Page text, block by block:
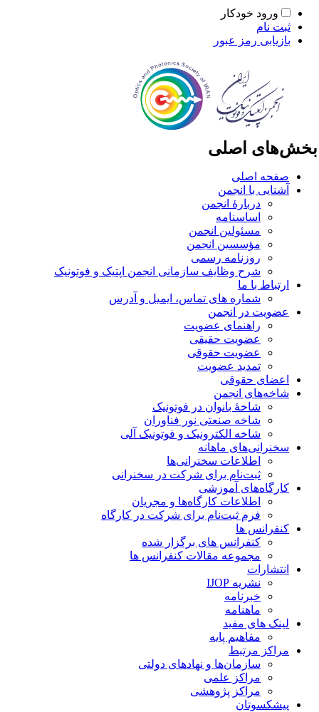
ورود خودکار
ثبت نام
بازیابی رمز عبور
اصلی
صفحه اصلی
آشنایی با انجمن
دربارۀ انجمن
اساسنامه
مسئولین انجمن
مؤسسین انجمن
روزنامه رسمی
شرح وظایف سازمانی انجمن اپتیک و فوتونیک
ارتباط با ما
شماره های تماس، ایمیل و آدرس
عضویت در انجمن
راهنمای عضویت
عضویت حقیقی
عضویت حقوقی
تمدید عضویت
اعضای حقوقی
شاخه‌های انجمن
شاخۀ بانوان در فوتونیک
شاخه صنعتی نور فناوران
شاخه‌ الکترونیک و فوتونیک آلی
سخنرانی‌های ماهانه
اطلاعات سخنرانی‌‌ها
ثبت‌نام برای شرکت در سخنرانی
کارگاه‌های آموزشی
اطلاعات کارگاه‌ها و مجریان
فرم ثبت‌نام برای شرکت در کارگاه
کنفرانس ها
کنفرانس های برگزار شده
مجموعه مقالات کنفرانس ها
انتشارات
نشریه IJOP
خبرنامه
ماهنامه
لینک های مفید
مفاهیم پایه
مراکز مرتبط
سازمان‌ها و نهادهای دولتی
مراکز علمی
مراکز پژوهشی
پیشکسوتان